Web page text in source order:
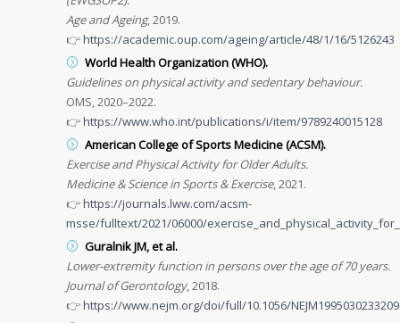
Age and Ageing, 2019.
👉https://academic.oup.com/ageing/article/48/1/16/5126243
World Health Organization (WHO).
Guidelines on physical activity and sedentary behaviour.
OMS, 2020–2022.
👉https://www.who.int/publications/i/item/9789240015128
American College of Sports Medicine (ACSM).
Exercise and Physical Activity for Older Adults.
Medicine & Science in Sports & Exercise, 2021.
👉https://journals.lww.com/acsm-
msse/fulltext/2021/06000/
Guralnik JM, et al.
Lower-extremity function in persons over the age of 70 years.
Journal of Gerontology, 2018.
👉https://www.nejm.org/doi/full/10.1056/